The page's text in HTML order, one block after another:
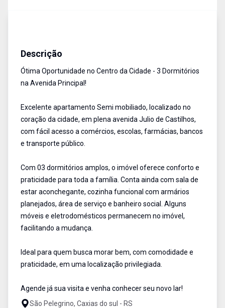
Descrição
Ótima Oportunidade no Centro da Cidade - 3 Dormitórios
na Avenida Principal!
Excelente apartamento Semi mobiliado, localizado no
coração da cidade, em plena avenida Julio de Castilhos,
com fácil acesso a comércios, escolas, farmácias, bancos
e transporte público.
Com 03 dormitórios amplos, o imóvel oferece conforto e
praticidade para toda a família. Conta ainda com sala de
estar aconchegante, cozinha funcional com armários
planejados, área de serviço e banheiro social. Alguns
móveis e eletrodomésticos permanecem no imóvel,
facilitando a mudança.
Ideal para quem busca morar bem, com comodidade e
praticidade, em uma localização privilegiada.
Agende já sua visita e venha conhecer seu novo lar!
São Pelegrino, Caxias do sul - RS